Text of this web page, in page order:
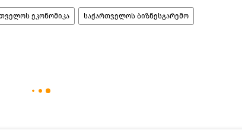
ეკონომიკა საქართველოს ბიზნესგარემო